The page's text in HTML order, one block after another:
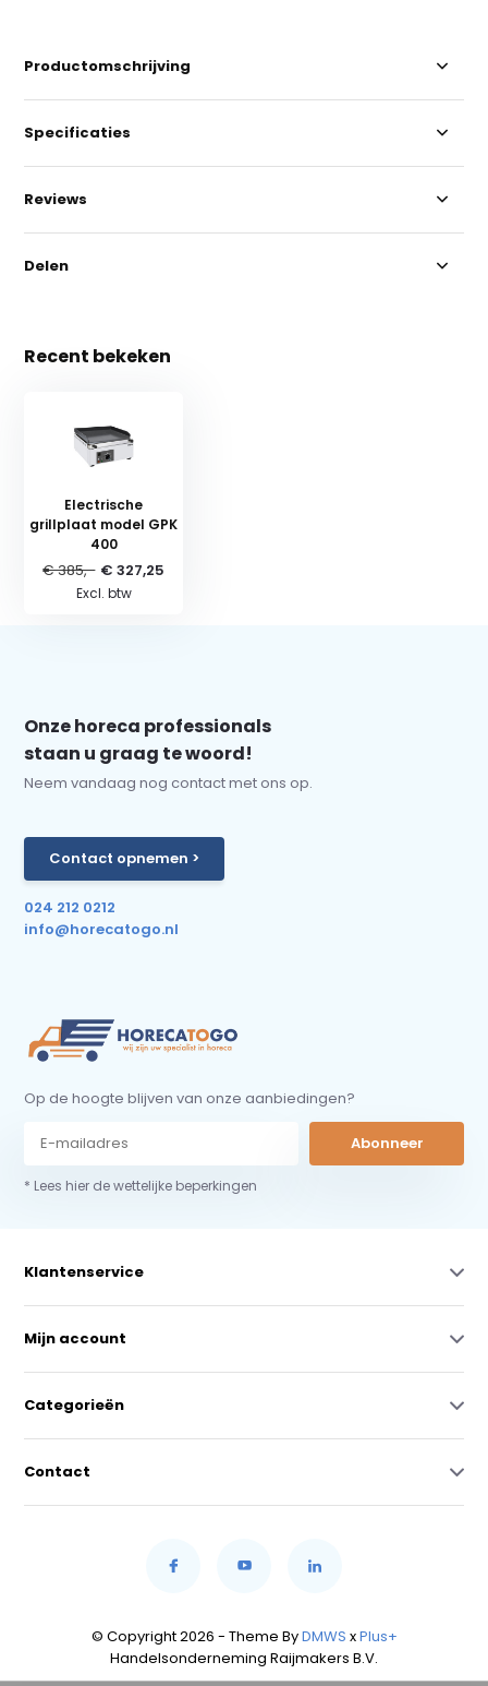
Productomschrijving
Specificaties
Reviews
Delen
Recent bekeken
Electrische
grillplaat model GPK
400
€ 385,- € 327,25
Excl. btw
Onze horeca professionals
staan u graag te woord!
Neem vandaag nog contact met ons op.
Contact opnemen >
024 212 0212
info@horecatogo.nl
Op de hoogte blijven van onze aanbiedingen?
Abonneer
* Lees hier de wettelijke beperkingen
Klantenservice
Mijn account
Categorieën
Contact
© Copyright 2026 - Theme ByDMWS xPlus+
Handelsonderneming Raijmakers B.V.